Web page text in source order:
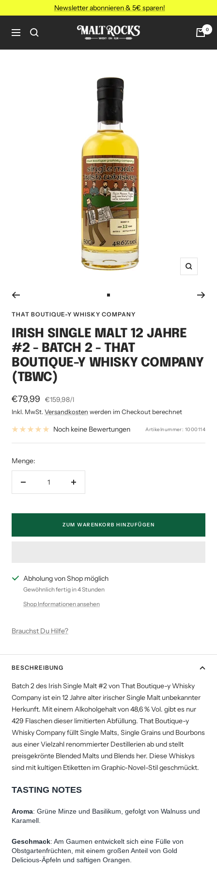
zum
Inhalt
Newsletter abonnieren & 5€ sparen!
Navigation
MALT
ROCKS
0
Zoom
Slide
gehen
THAT BOUTIQUE-Y WHISKY COMPANY
IRISH SINGLE MALT 12 JAHRE
#2 - BATCH 2 - THAT
BOUTIQUE-Y WHISKY COMPANY
(TBWC)
Angebotspreis
€79,99 €159,98/l
Inkl. MwSt.Versandkosten werden im Checkout berechnet
Noch keine Bewertungen Artikelnummer: 1000114
Menge:
Menge
ZUM WARENKORB HINZUFÜGEN
Abholung von Shop möglich
Gewöhnlich fertig in 4 Stunden
Shop Informationen ansehen
Brauchst Du Hilfe?
BESCHREIBUNG
Batch 2 des Irish Single Malt #2 von That Boutique-y Whisky
Company ist ein 12 Jahre alter irischer Single Malt unbekannter
Herkunft. Mit einem Alkoholgehalt von 48,6 % Vol. gibt es nur
429 Flaschen dieser limitierten Abfüllung. That Boutique-y
Whisky Company füllt Single Malts, Single Grains und Bourbons
aus einer Vielzahl renommierter Destillerien ab und stellt
preisgekrönte Blended Malts und Blends her. Diese Whiskys
sind mit kultigen Etiketten im Graphic-Novel-Stil geschmückt.
TASTING NOTES
Aroma: Grüne Minze und Basilikum, gefolgt von Walnuss und
Karamell.
Geschmack: Am Gaumen entwickelt sich eine Fülle von
Obstgartenfrüchten, mit einem großen Anteil von Gold
Delicious-Äpfeln und saftigen Orangen.